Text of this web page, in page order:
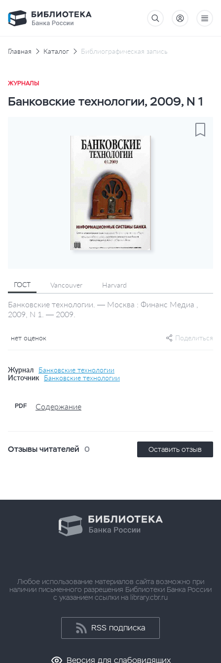
Главная Каталог Библиографическая запись
ЖУРНАЛЫ
Банковские технологии, 2009, N 1
ГОСТ Vancouver Harvard
Банковские технологии. — Москва : Финанс Медиа ,
2009, N 1. — 2009.
нет оценок Поделиться
Журнал
Банковские технологии
Источник
Банковские технологии
PDF Содержание
Отзывы читателей 0 Оставить отзыв
Любое использование материалов сайта возможно при
наличии письменного разрешения Библиотеки Банка России
с указанием ссылки на library.cbr.ru
RSS подписка
Версия для слабовидящих